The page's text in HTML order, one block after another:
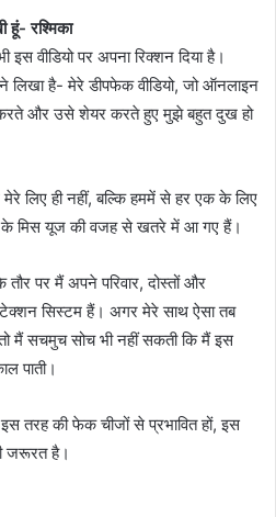
हूं- रश्मिका
वीडियो पर अपना रिक्शन दिया है।
लिखा है- मेरे डीपफेक वीडियो, जो ऑनलाइन
और उसे शेयर करते हुए मुझे बहुत दुख हो
लिए ही नहीं, बल्कि हममें से हर एक के लिए
के मिस यूज की वजह से खतरे में आ गए हैं।
पर मैं अपने परिवार, दोस्तों और
सिस्टम हैं। अगर मेरे साथ ऐसा तब
मैं सचमुच सोच भी नहीं सकती कि मैं इस
पाती।
तरह की फेक चीजों से प्रभावित हों, इस
जरूरत है।